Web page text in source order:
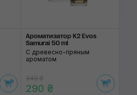
Ароматизатор K2 Evos
Samurai 50 ml
С древесно-пряным
ароматом
340 ₴
290 ₴